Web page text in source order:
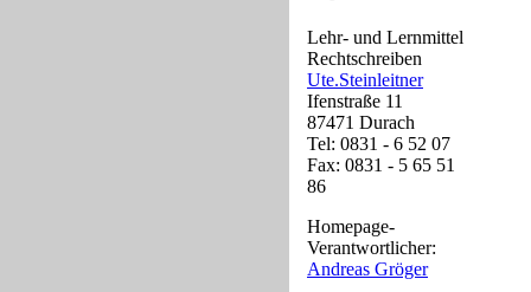
Lehr- und Lernmittel
Rechtschreiben
Ute.Steinleitner
Ifenstraße 11
87471 Durach
Tel: 0831 - 6 52 07
Fax: 0831 - 5 65 51
86
Homepage-
Verantwortlicher:
Andreas Gröger